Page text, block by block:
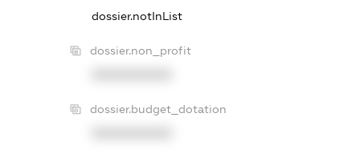
dossier.notInList
dossier.non_profit
dossier.budget_dotation